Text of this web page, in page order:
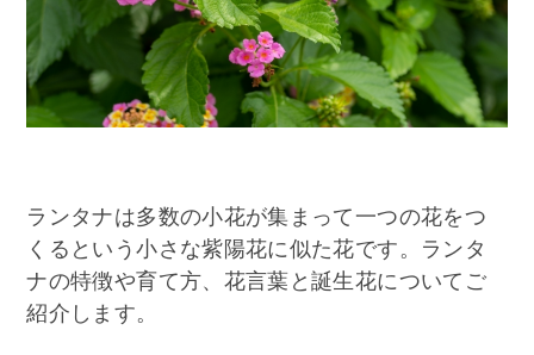
ランタナは多数の小花が集まって一つの花をつ
くるという小さな紫陽花に似た花です。ランタ
ナの特徴や育て方、花言葉と誕生花についてご
紹介します。